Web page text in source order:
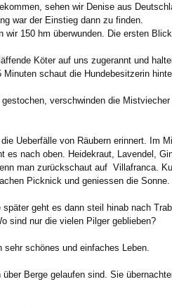
sehen wir Denise aus
war der Einstieg dann zu finden.
150 hm überwunden. Die ersten
Köter auf uns zugerannt und
schaut die Hundebesitzerin
verschwinden die
Ueberfälle von Räubern erinnert. Im
nach oben. Heidekraut, Lavendel,
man zurückschaut auf Villafranca.
Picknick und geniessen die
geht es dann steil hinab nach
sind nur die vielen Pilger geblieben?
schönes und einfaches Leben.
Berge gelaufen sind. Sie